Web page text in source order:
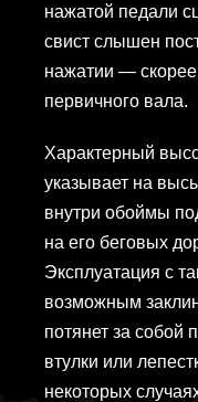
нажатой педали
свист слышен
нажатии —
первичного вала.
Характерный
указывает на
внутри обоймы
на его беговых
Эксплуатация с
возможным
потянет за
втулки или
некоторых